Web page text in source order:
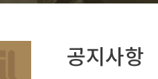
공지사항